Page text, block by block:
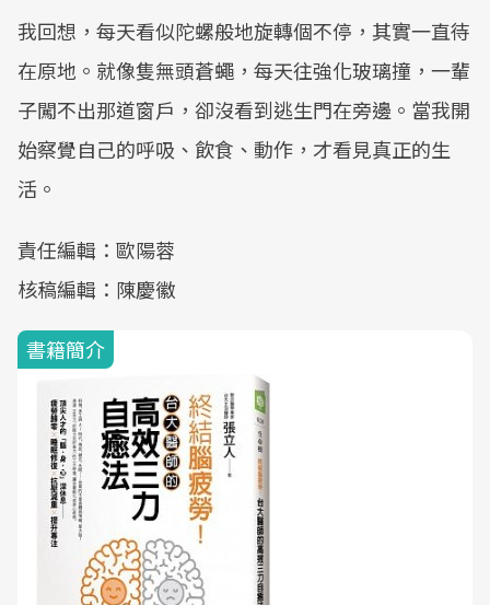
我回想，每天看似陀螺般地旋轉個不停，其實一直待
在原地。就像隻無頭蒼蠅，每天往強化玻璃撞，一輩
子闖不出那道窗戶，卻沒看到逃生門在旁邊。當我開
始察覺自己的呼吸、飲食、動作，才看見真正的生
活。
責任編輯：歐陽蓉
核稿編輯：陳慶徽
書籍簡介